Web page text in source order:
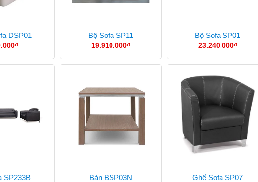
DSP01
₫
Bộ Sofa SP11
19.910.000₫
Bộ Sofa SP01
23.240.000₫
SP233B Bàn BSP03N Ghế Sofa SP07